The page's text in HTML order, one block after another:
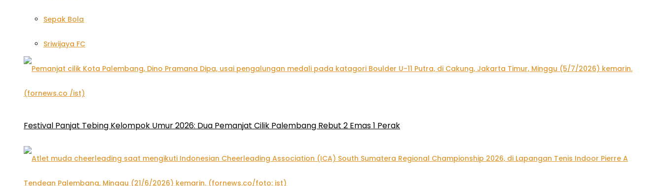
Sepak Bola
Sriwijaya FC
Festival Panjat Tebing Kelompok Umur 2026: Dua Pemanjat Cilik Palembang Rebut 2 Emas 1 Perak